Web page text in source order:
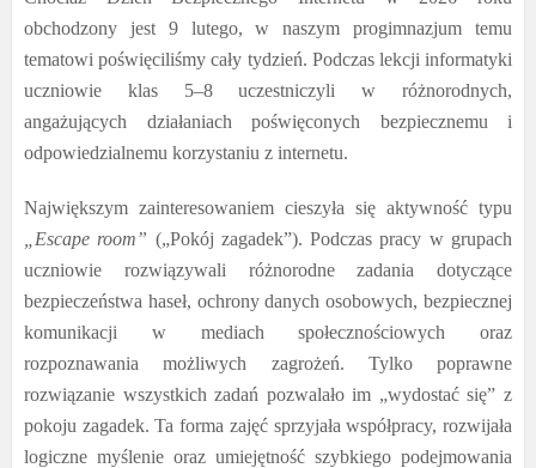
obchodzony jest 9 lutego, w naszym progimnazjum temu
tematowi poświęciliśmy cały tydzień. Podczas lekcji informatyki
uczniowie klas 5–8 uczestniczyli w różnorodnych,
angażujących działaniach poświęconych bezpiecznemu i
odpowiedzialnemu korzystaniu z internetu.
Największym zainteresowaniem cieszyła się aktywność typu
„Escape room” („Pokój zagadek”). Podczas pracy w grupach
uczniowie rozwiązywali różnorodne zadania dotyczące
bezpieczeństwa haseł, ochrony danych osobowych, bezpiecznej
komunikacji w mediach społecznościowych oraz
rozpoznawania możliwych zagrożeń. Tylko poprawne
rozwiązanie wszystkich zadań pozwalało im „wydostać się” z
pokoju zagadek. Ta forma zajęć sprzyjała współpracy, rozwijała
logiczne myślenie oraz umiejętność szybkiego podejmowania